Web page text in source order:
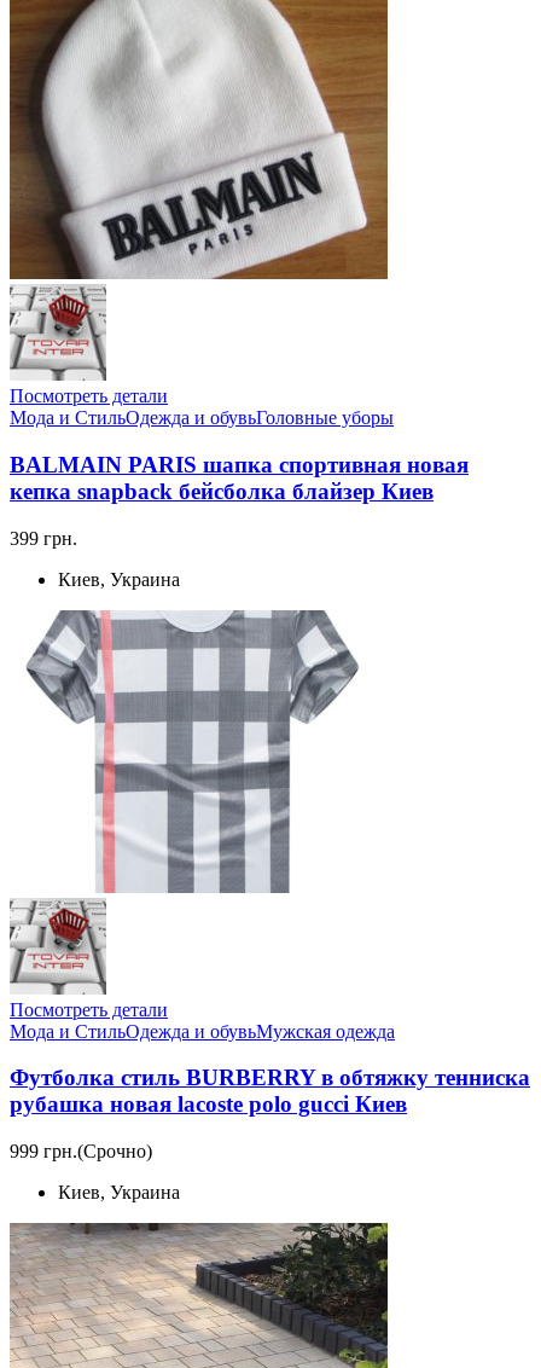
Посмотреть детали
Мода и СтильОдежда и обувьГоловные уборы
BALMAIN PARIS шапка спортивная новая
кепка snapback бейсболка блайзер Киев
399 грн.
Киев, Украина
Посмотреть детали
Мода и СтильОдежда и обувьМужская одежда
Футболка стиль BURBERRY в обтяжку тенниска
рубашка новая lacoste polo gucci Киев
999 грн.(Срочно)
Киев, Украина